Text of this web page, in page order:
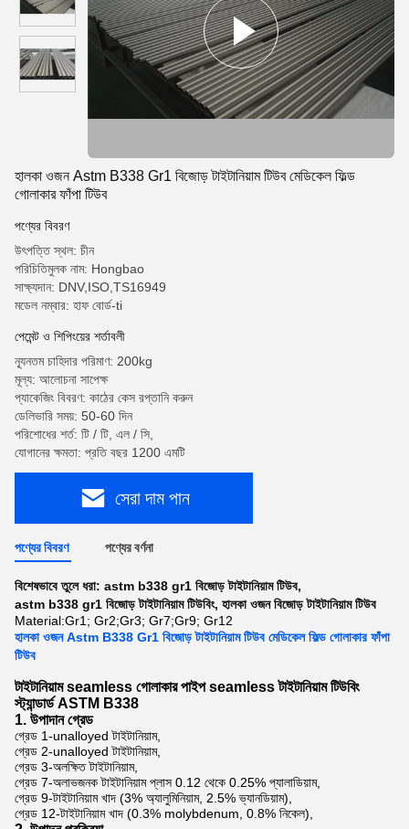
হালকা ওজন Astm B338 Gr1 বিজোড় টাইটানিয়াম টিউব মেডিকেল ফিল্ড
গোলাকার ফাঁপা টিউব
পণ্যের বিবরণ
উৎপত্তি স্থল: চীন
পরিচিতিমুলক নাম: Hongbao
সাক্ষ্যদান: DNV,ISO,TS16949
মডেল নম্বার: হাফ বোর্ড-ti
পেমেন্ট ও শিপিংয়ের শর্তাবলী
ন্যূনতম চাহিদার পরিমাণ: 200kg
মূল্য: আলোচনা সাপেক্ষ
প্যাকেজিং বিবরণ: কাঠের কেস রপ্তানি করুন
ডেলিভারি সময়: 50-60 দিন
পরিশোধের শর্ত: টি / টি, এল / সি,
যোগানের ক্ষমতা: প্রতি বছর 1200 এমটি
সেরা দাম পান
পণ্যের বিবরণ পণ্যের বর্ণনা
বিশেষভাবে তুলে ধরা: astm b338 gr1 বিজোড় টাইটানিয়াম টিউব,
astm b338 gr1 বিজোড় টাইটানিয়াম টিউবিং, হালকা ওজন বিজোড় টাইটানিয়াম টিউব
Material:Gr1; Gr2;Gr3; Gr7;Gr9; Gr12
হালকা ওজন Astm B338 Gr1 বিজোড় টাইটানিয়াম টিউব মেডিকেল ফিল্ড গোলাকার ফাঁপা
টিউব
টাইটানিয়াম seamless গোলাকার পাইপ seamless টাইটানিয়াম টিউবিং
স্ট্যান্ডার্ড ASTM B338
1. উপাদান গ্রেড
গ্রেড 1-unalloyed টাইটানিয়াম,
গ্রেড 2-unalloyed টাইটানিয়াম,
গ্রেড 3-অলক্ষিত টাইটানিয়াম,
গ্রেড 7-অলাভজনক টাইটানিয়াম প্লাস 0.12 থেকে 0.25% প্যালাডিয়াম,
গ্রেড 9-টাইটানিয়াম খাদ (3% অ্যালুমিনিয়াম, 2.5% ভ্যানডিয়াম),
গ্রেড 12-টাইটানিয়াম খাদ (0.3% molybdenum, 0.8% নিকেল),